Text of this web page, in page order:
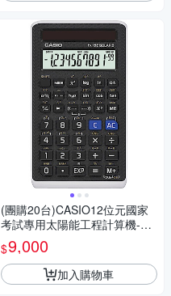
(團購20台)CASIO12位元國家
考試專用太陽能工程計算機-FX
-82SOLARII
$9,000
加入購物車